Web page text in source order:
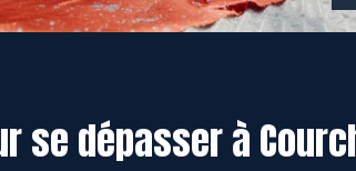
se dépasser à